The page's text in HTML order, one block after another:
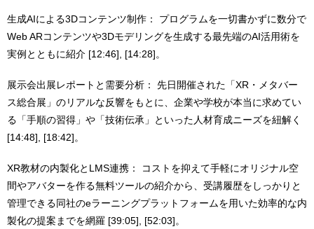
生成AIによる3Dコンテンツ制作： プログラムを一切書かずに数分で
Web ARコンテンツや3Dモデリングを生成する最先端のAI活用術を
実例とともに紹介 [12:46], [14:28]。
展示会出展レポートと需要分析： 先日開催された「XR・メタバー
ス総合展」のリアルな反響をもとに、企業や学校が本当に求めてい
る「手順の習得」や「技術伝承」といった人材育成ニーズを紐解く
[14:48], [18:42]。
XR教材の内製化とLMS連携： コストを抑えて手軽にオリジナル空
間やアバターを作る無料ツールの紹介から、受講履歴をしっかりと
管理できる同社のeラーニングプラットフォームを用いた効率的な内
製化の提案までを網羅 [39:05], [52:03]。